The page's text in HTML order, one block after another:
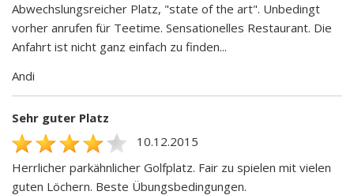
Abwechslungsreicher Platz, "state of the art". Unbedingt
vorher anrufen für Teetime. Sensationelles Restaurant. Die
Anfahrt ist nicht ganz einfach zu finden...
Andi
Sehr guter Platz
10.12.2015
Herrlicher parkähnlicher Golfplatz. Fair zu spielen mit vielen
guten Löchern. Beste Übungsbedingungen.